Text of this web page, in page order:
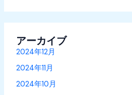
アーカイブ
2024年12月
2024年11月
2024年10月